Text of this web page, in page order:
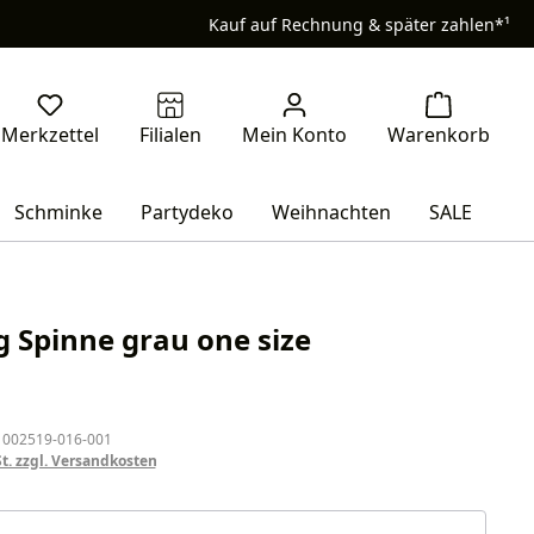
Kauf auf Rechnung & später zahlen*¹
Schminke Partydeko Weihnachten SALE
Spinne grau one size
016-001
zzgl. Versandkosten